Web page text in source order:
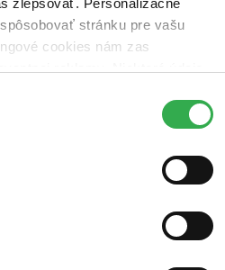
zlepšovať. Personalizačné
stránku pre vašu
cookies nám zas
tieto cookies. Ďakujeme!